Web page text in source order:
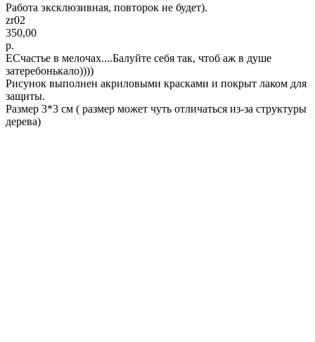
Работа эксклюзивная, повторок не будет).
zr02
350,00
р.
EСчастье в мелочах....Балуйте себя так, чтоб аж в душе
затеребонькало))))
Рисунок выполнен акриловыми красками и покрыт лаком для
защиты.
Размер 3*3 см ( размер может чуть отличаться из-за структуры
дерева)